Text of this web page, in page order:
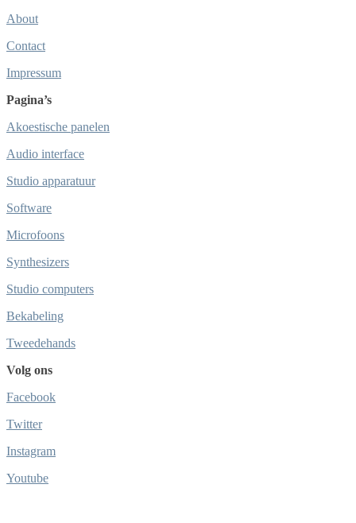
About
Contact
Impressum
Pagina’s
Akoestische panelen
Audio interface
Studio apparatuur
Software
Microfoons
Synthesizers
Studio computers
Bekabeling
Tweedehands
Volg ons
Facebook
Twitter
Instagram
Youtube